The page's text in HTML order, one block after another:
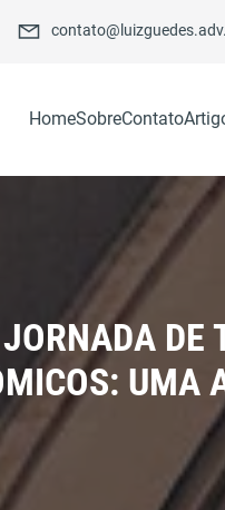
HomeSobreContato
UMA